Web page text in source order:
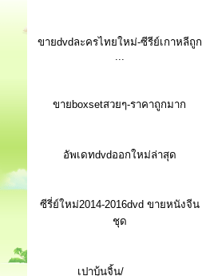
ขายdvdละครไทยใหม่-ซีรีย์เกาหลีถูก
...
ขายboxsetสวยๆ-ราคาถูกมาก
อัพเดทdvdออกใหม่ล่าสุด
ซีรี่ย์ใหม่2014-2016dvd ขายหนังจีน
ชุด
เปาบุ้นจิ้น/